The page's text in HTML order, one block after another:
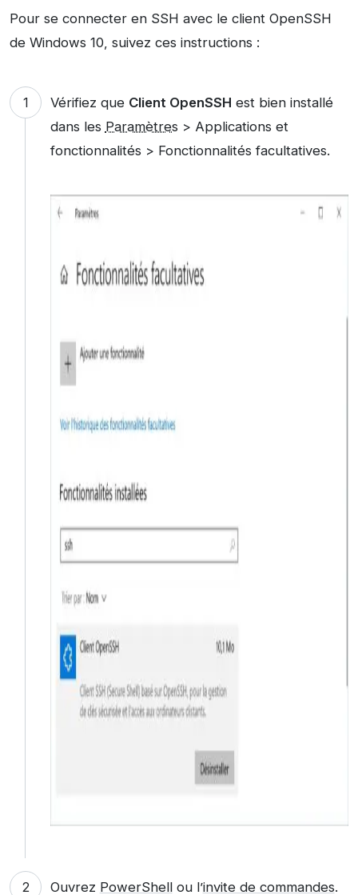
Pour se connecter en SSH avec le client OpenSSH
de Windows 10, suivez ces instructions :
Vérifiez que Client OpenSSH est bien installé
dans les Paramètres > Applications et
fonctionnalités > Fonctionnalités facultatives.
Ouvrez PowerShellou l’invite de commandes.